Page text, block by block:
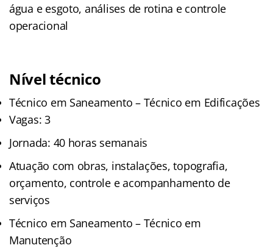
água e esgoto, análises de rotina e controle
operacional
Nível técnico
Técnico em Saneamento – Técnico em Edificações
Vagas: 3
Jornada: 40 horas semanais
Atuação com obras, instalações, topografia,
orçamento, controle e acompanhamento de
serviços
Técnico em Saneamento – Técnico em
Manutenção